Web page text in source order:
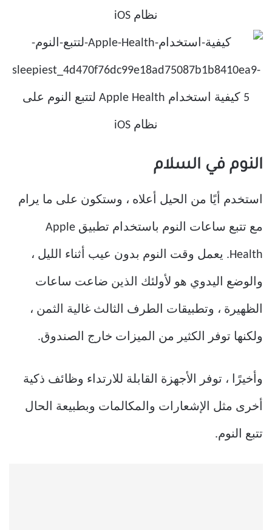
النوم في السلام
استخدم أيًا من الحيل أعلاه ، وستكون على ما يرام
مع تتبع ساعات النوم باستخدام تطبيق Apple
Health. يعمل وقت النوم بدون عيب أثناء الليل ،
والوضع اليدوي هو لأولئك الذين ضاعت ساعات
الظهيرة ، وتطبيقات الطرف الثالث غالية الثمن ،
ولكنها توفر الكثير من الميزات خارج الصندوق.
وأخيرًا ، توفر الأجهزة القابلة للارتداء وظائف ذكية
أخرى مثل الإشعارات والمكالمات وبطبيعة الحال
تتبع النوم.